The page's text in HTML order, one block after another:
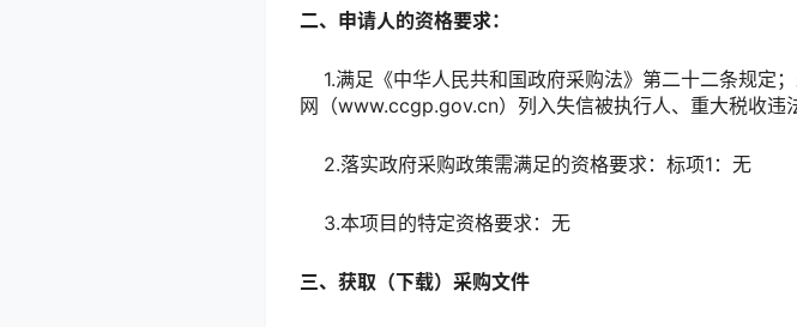
二、申请人的资格要求：
1.满足《中华人民共和国政府采购法》第二十二条规定
网（www.ccgp.gov.cn）列入失信被执行人、重大税收违
2.落实政府采购政策需满足的资格要求：标项1：无
3.本项目的特定资格要求：无
三、获取（下载）采购文件